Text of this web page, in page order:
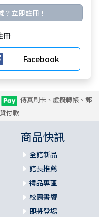
立即註冊！
冊
Facebook
傳真刷卡、虛擬轉帳、郵
付款
商品快訊
全館新品
館長推薦
禮品專區
校園書饗
即將登場